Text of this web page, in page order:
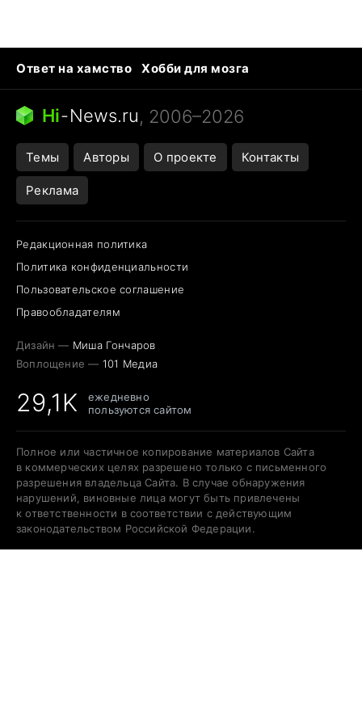
Ответ на хамство
Хобби для мозга
Бензин 100 и 95
Тунцы в океанариуме
Следующая пандемия
Hi-News.ru, 2006–2026
Темы Авторы О проекте Контакты
Реклама
Редакционная политика
Политика конфиденциальности
Пользовательское соглашение
Правообладателям
Дизайн — Миша Гончаров
Воплощение — 101 Медиа
29,1K
ежедневно
пользуются сайтом
Полное или частичное копирование материалов Сайта
в коммерческих целях разрешено только с письменного
разрешения владельца Сайта. В случае обнаружения
нарушений, виновные лица могут быть привлечены
к ответственности в соответствии с действующим
законодательством Российской Федерации.